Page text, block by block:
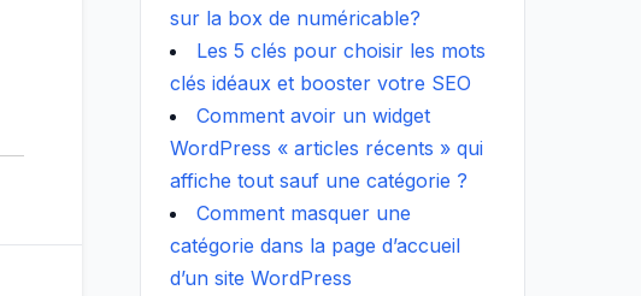
sur la box de numéricable?
Les 5 clés pour choisir les mots
clés idéaux et booster votre SEO
Comment avoir un widget
WordPress « articles récents » qui
affiche tout sauf une catégorie ?
Comment masquer une
catégorie dans la page d’accueil
d’un site WordPress